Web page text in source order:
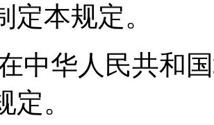
定本规定。
中华人民共和
定。